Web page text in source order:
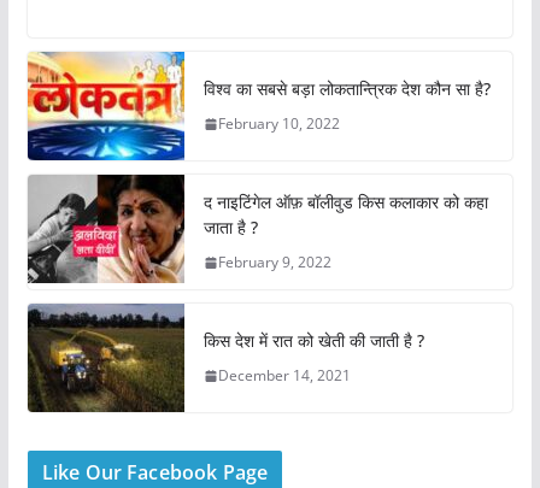
c
e
b
o
o
k
at
s
A
p
p
er e
st
l e
विश्व का सबसे बड़ा लोकतान्त्रिक देश कौन सा है?
February 10, 2022
द नाइटिंगेल ऑफ़ बॉलीवुड किस कलाकार को कहा
जाता है ?
February 9, 2022
किस देश में रात को खेती की जाती है ?
December 14, 2021
Like Our Facebook Page